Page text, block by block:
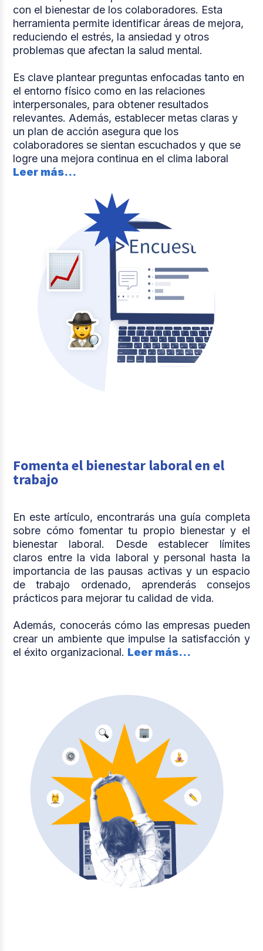
con el bienestar de los colaboradores. Esta
herramienta permite identificar áreas de mejora,
reduciendo el estrés, la ansiedad y otros
problemas que afectan la salud mental.
Es clave plantear preguntas enfocadas tanto en
el entorno físico como en las relaciones
interpersonales, para obtener resultados
relevantes. Además, establecer metas claras y
un plan de acción asegura que los
colaboradores se sientan escuchados y que se
logre una mejora continua en el clima laboral
Leer más...
Fomenta el bienestar laboral en el
trabajo
En este artículo, encontrarás una guía completa
sobre cómo fomentar tu propio bienestar y el
bienestar laboral. Desde establecer límites
claros entre la vida laboral y personal hasta la
importancia de las pausas activas y un espacio
de trabajo ordenado, aprenderás consejos
prácticos para mejorar tu calidad de vida.
Además, conocerás cómo las empresas pueden
crear un ambiente que impulse la satisfacción y
el éxito organizacional. Leer más...